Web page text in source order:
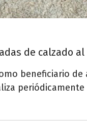
de calzado
beneficiario